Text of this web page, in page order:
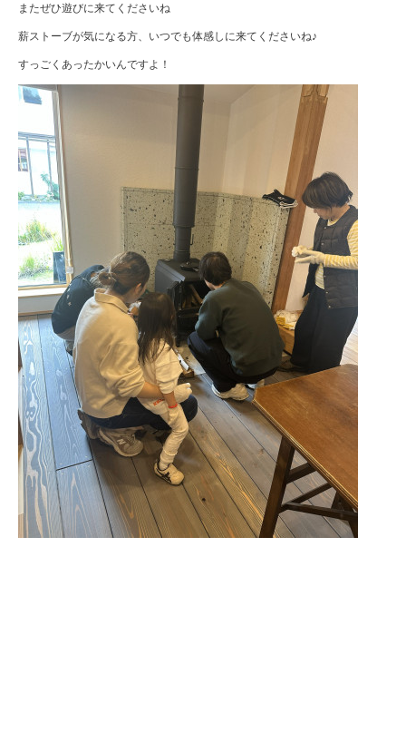
またぜひ遊びに来てくださいね
薪ストーブが気になる方、いつでも体感しに来てくださいね♪
すっごくあったかいんですよ！